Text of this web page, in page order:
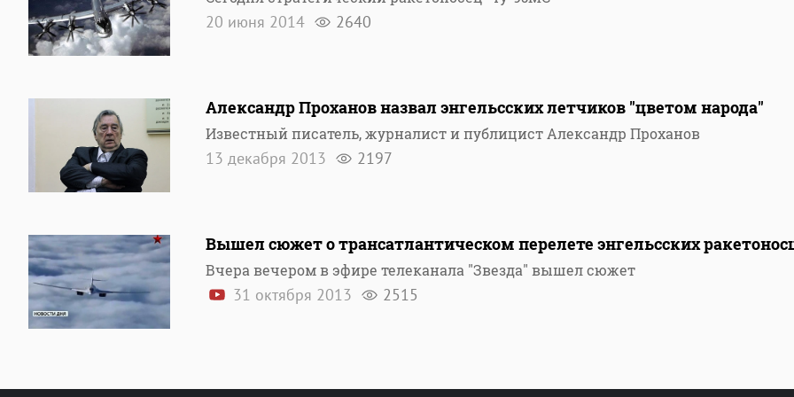
20 июня 2014 2640
Александр Проханов назвал энгельсских летчиков "цветом народа"
Известный писатель, журналист и публицист Александр Проханов
13 декабря 2013 2197
Вышел сюжет о трансатлантическом перелете энгельсских
Вчера вечером в эфире телеканала "Звезда" вышел сюжет
31 октября 2013 2515